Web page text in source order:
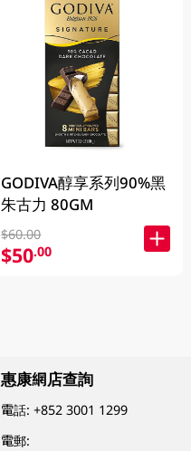
GODIVA醇享系列90%黑
朱古力 80GM
$60.00
$50.00
惠康網店查詢
電話:+852 3001 1299
電郵: